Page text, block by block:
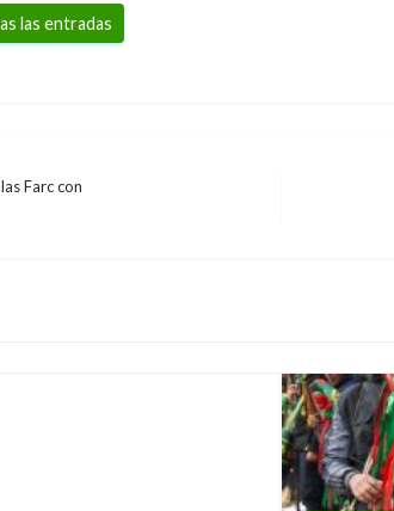
las entradas
Farc con